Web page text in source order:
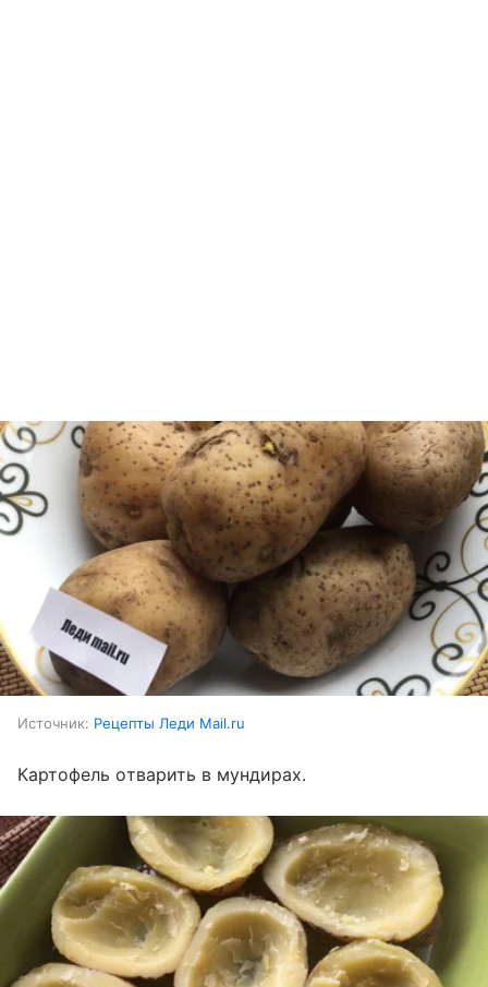
Источник: Рецепты Леди Mail.ru
Картофель отварить в мундирах.